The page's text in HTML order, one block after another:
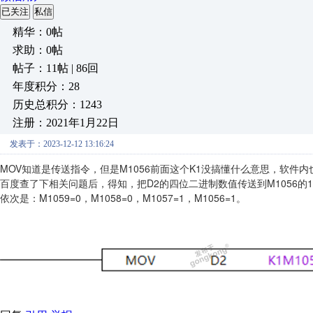
已关注 私信
精华：0帖
求助：0帖
帖子：11帖 | 86回
年度积分：28
历史总积分：1243
注册：2021年1月22日
发表于：2023-12-12 13:16:24
MOV知道是传送指令，但是M1056前面这个K1没搞懂什么意思，软件
百度查了下相关问题后，得知，把D2的四位二进制数值传送到M1056
依次是 ：M1059=0， M1058=0， M1057=1， M1056=1。